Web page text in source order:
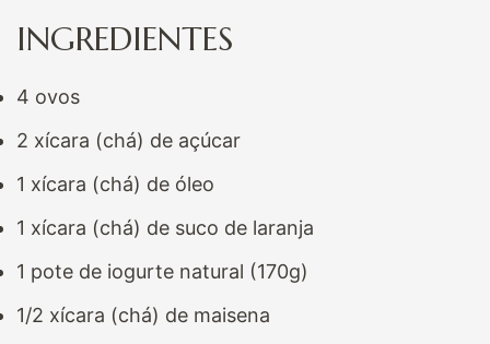
INGREDIENTES
4 ovos
2 xícara (chá) de açúcar
1 xícara (chá) de óleo
1 xícara (chá) de suco de laranja
1 pote de iogurte natural (170g)
1/2 xícara (chá) de maisena